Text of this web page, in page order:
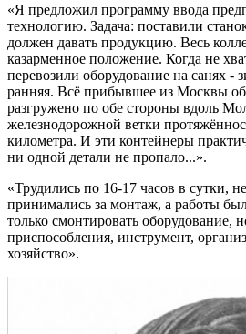
«Я предложил программу ввода
технологию. Задача: поставили
должен давать продукцию. Весь
казарменное положение. Когда не
перевозили оборудование на санях -
ранняя. Всё прибывшее из Москвы
разгружено по обе стороны вдоль
железнодорожной ветки
километра. И эти контейнеры
ни одной детали не пропало...».
«Трудились по 16-17 часов в сутки,
принимались за монтаж, а работы
только смонтировать оборудование,
приспособления, инструмент,
хозяйство».